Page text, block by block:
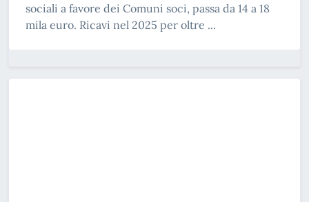
sociali a favore dei Comuni soci, passa da 14 a 18
mila euro. Ricavi nel 2025 per oltre ...